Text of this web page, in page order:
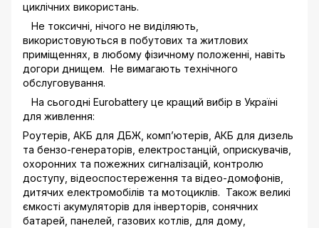
циклічних використань.
Не токсичні, нічого не виділяють,
використовуються в побутових та житлових
приміщеннях, в любому фізичному положенні, навіть
догори днищем. Не вимагають технічного
обслуговування.
На сьогодні Eurobattery це кращий вибір в Україні
для живлення:
Роутерів, АКБ для ДБЖ, комп’ютерів, АКБ для дизель
та бензо-генераторів, електростанцій, оприскувачів,
охоронних та пожежних сигналізацій, контролю
доступу, відеоспостереження та відео-домофонів,
дитячих електромобілів та мотоциклів. Також великі
ємкості акумуляторів для інверторів, сонячних
батарей, панелей, газових котлів, для дому,